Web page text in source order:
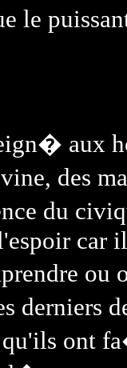
le
aux
des
du
car
ont